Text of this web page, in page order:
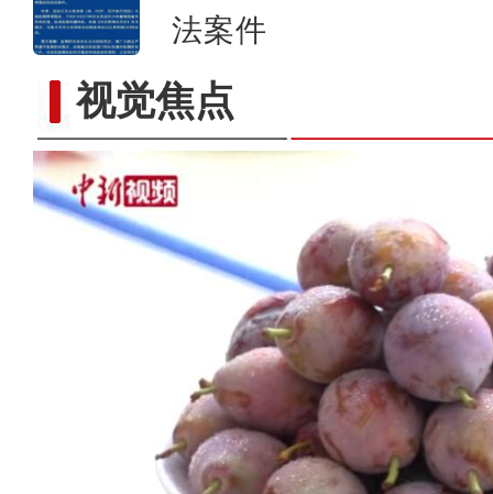
法案件
视觉焦点哈萨克斯坦参展第七届中国-